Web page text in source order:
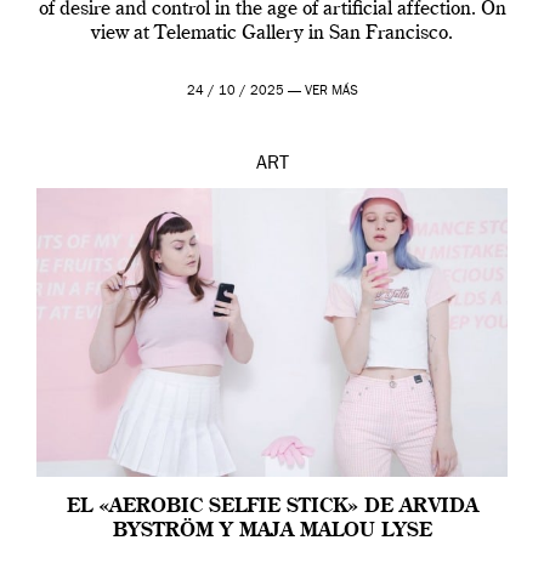
of desire and control in the age of artificial affection. On
view at Telematic Gallery in San Francisco.
24 / 10 / 2025 — VER MÁS
ART
EL «AEROBIC SELFIE STICK» DE ARVIDA
BYSTRÖM Y MAJA MALOU LYSE